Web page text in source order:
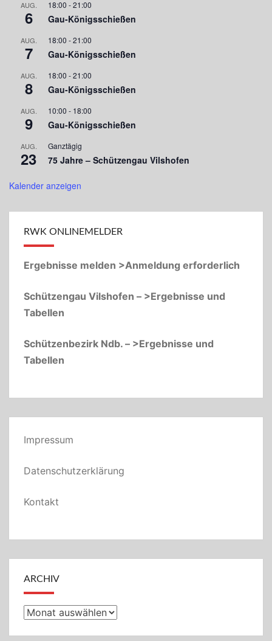
AUG.
6
18:00 -21:00
Gau-Königsschießen
AUG.
7
18:00 -21:00
Gau-Königsschießen
AUG.
8
18:00 -21:00
Gau-Königsschießen
AUG.
9
10:00 - 18:00
Gau-Königsschießen
AUG.
23
Ganztägig
75 Jahre – Schützengau Vilshofen
Kalender anzeigen
RWK ONLINEMELDER
Ergebnisse melden >Anmeldung erforderlich
Schützengau Vilshofen – >Ergebnisse und
Tabellen
Schützenbezirk Ndb. – >Ergebnisse und
Tabellen
Impressum
Datenschutzerklärung
Kontakt
ARCHIV
Archiv